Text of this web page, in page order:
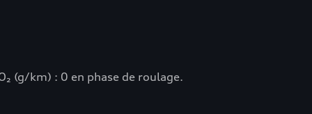
(g/km) : 0 en phase de roulage.